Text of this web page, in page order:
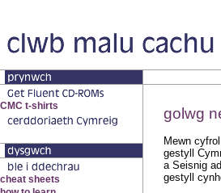
golwg
Mewn
gestyll
a Seisnig
gestyll